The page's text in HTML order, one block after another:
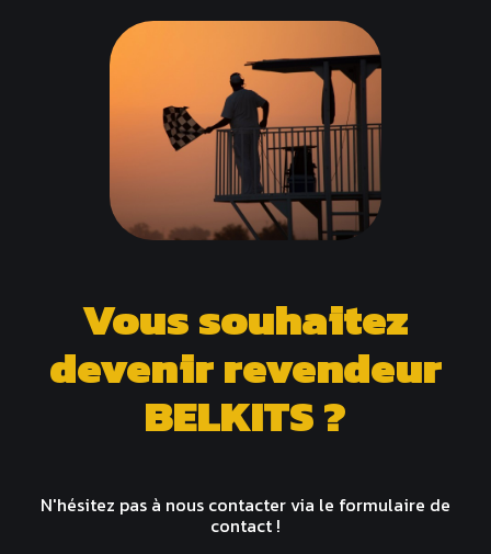
Vous souhaitez
devenir revendeur
BELKITS ?
N'hésitez pas à nous contacter via le formulaire de
contact !